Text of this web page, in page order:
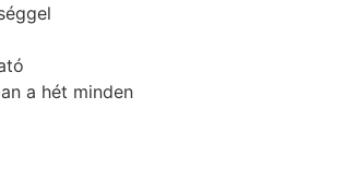
a hét minden